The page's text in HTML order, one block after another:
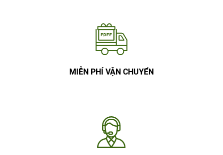
MIỄN PHÍ VẬN CHUYỂN